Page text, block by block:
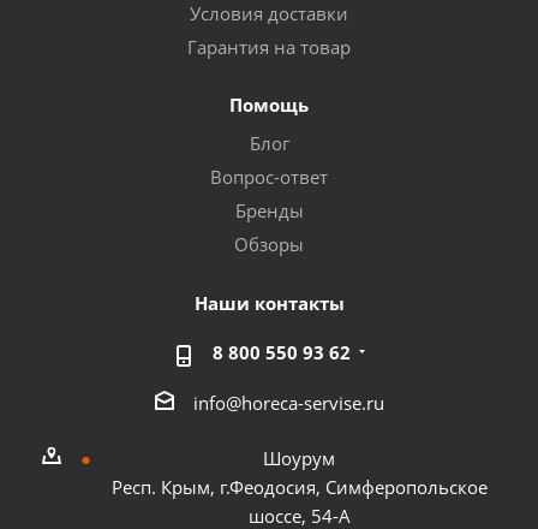
Условия доставки
Гарантия на товар
Помощь
Блог
Вопрос-ответ
Бренды
Обзоры
Наши контакты
8 800 550 93 62
info@horeca-servise.ru
Шоурум
Респ. Крым, г.Феодосия, Симферопольское
шоссе, 54-А